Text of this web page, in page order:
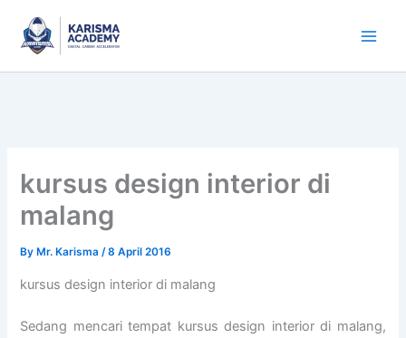
content
kursus design interior di
malang
By Mr. Karisma/8 April 2016
kursus design interior di malang
Sedang mencari tempat kursus design interior di malang,